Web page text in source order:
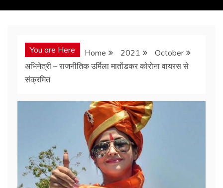
You are Here Home 2021
October
अभिनेत्री – राजनीतिक उर्मिला मातोंडकर कोरोना वायरस से
संक्रमित